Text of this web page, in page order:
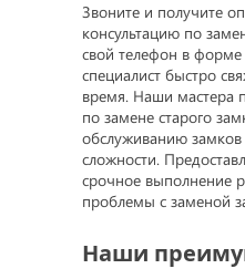
Звоните и получите
консультацию по
свой телефон в
специалист быстро
время. Наши мастера
по замене старого
обслуживанию
сложности.
срочное выполнение
проблемы с заменой
Наши